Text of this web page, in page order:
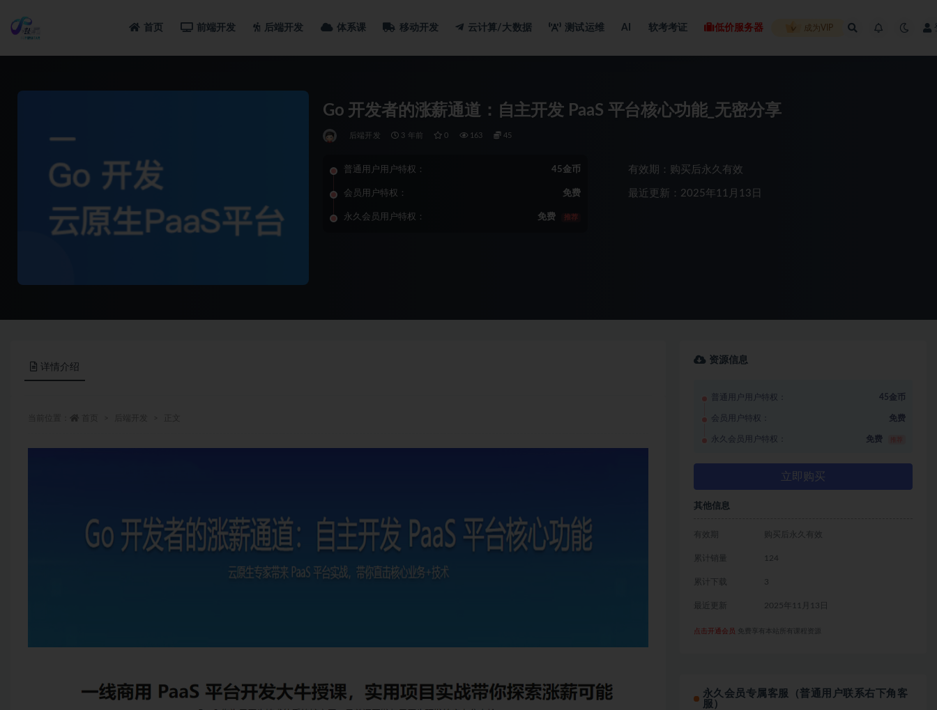
首页 前端开发 后端开发 体系课 移动开发 云计算/大数据 测试运维 AI 软考考证 低价服务器 成为VIP
Go 开发者的涨薪通道：自主开发 PaaS 平台核心功能_无密分享
后端开发 3 年前 0 163 45
普通用户用户特权： 45金币
会员用户特权： 免费
永久会员用户特权： 免费 推荐
有效期：购买后永久有效
最近更新：2025年11月13日
详情介绍
资源信息
普通用户用户特权： 45金币
会员用户特权： 免费
永久会员用户特权： 免费
立即购买
其他信息
有效期 购买后永久有效
累计销量 124
累计下载 3
最近更新 2025年11月13日
点击开通会员 免费享有本站所有课程资源
永久会员专属客服（普通用户联系右下角客
服）